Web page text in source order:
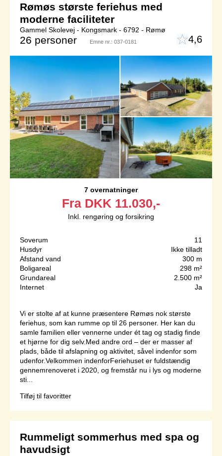
Rømøs største feriehus med
moderne faciliteter
Gammel Skolevej - Kongsmark - 6792 - Rømø
26 personer Emne nr.: 037-0181 4,6
7 overnatninger
Fra DKK 11.030,-
Inkl. rengøring og forsikring
Soverum
11
Husdyr
Ikke tilladt
Afstand vand
300 m
Boligareal
298 m²
Grundareal
2.500 m²
Internet
Ja
Vi er stolte af at kunne præsentere Rømøs nok største
feriehus, som kan rumme op til 26 personer. Her kan du
samle familien eller vennerne under ét tag og stadig finde
et hjørne for dig selv.Med andre ord – der er masser af
plads, både til afslapning og aktivitet, såvel indenfor som
udenfor.Velkommen indenforFeriehuset er fuldstændig
gennemrenoveret i 2020, og fremstår nu i lys og moderne
sti...
Tilføj til favoritter
Rummeligt sommerhus med spa og
havudsigt